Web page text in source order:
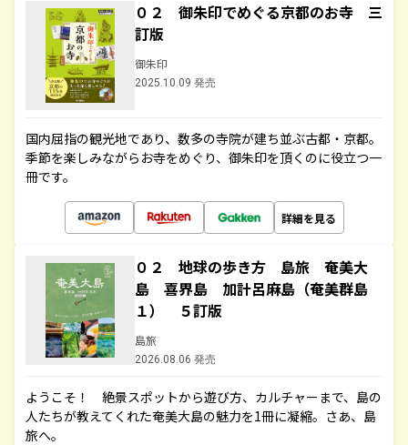
０２ 御朱印でめぐる京都のお寺 三
訂版
御朱印
2025.10.09 発売
国内屈指の観光地であり、数多の寺院が建ち並ぶ古都・京都。
季節を楽しみながらお寺をめぐり、御朱印を頂くのに役立つ一
冊です。
詳細を見る
０２ 地球の歩き方 島旅 奄美大
島 喜界島 加計呂麻島（奄美群島
１） ５訂版
島旅
2026.08.06 発売
ようこそ！ 絶景スポットから遊び方、カルチャーまで、島の
人たちが教えてくれた奄美大島の魅力を1冊に凝縮。さあ、島
旅へ。